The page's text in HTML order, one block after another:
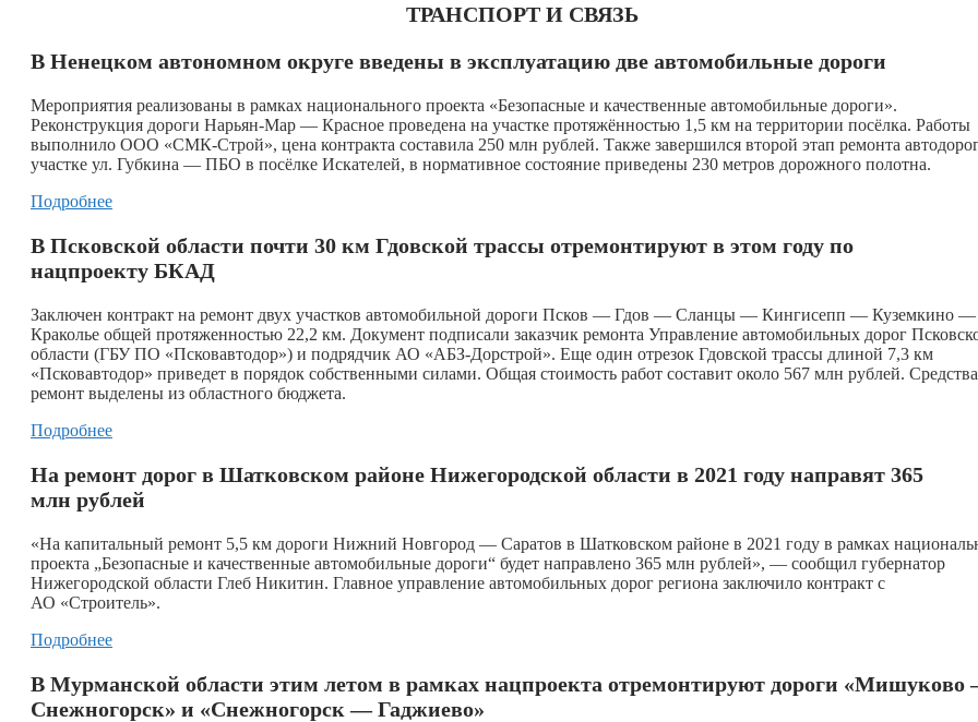
ТРАНСПОРТ И СВЯЗЬ
В Ненецком автономном округе введены в эксплуатацию две автомобильные дороги
Мероприятия реализованы в рамках национального проекта «Безопасные и качественные автомобильные дороги».
Реконструкция дороги Нарьян-Мар — Красное проведена на участке протяжённостью 1,5 км на территории посёлка. Работы
выполнило ООО «СМК-Строй», цена контракта составила 250 млн рублей. Также завершился второй этап ремонта
участке ул. Губкина — ПБО в посёлке Искателей, в нормативное состояние приведены 230 метров дорожного полотна.
Подробнее
В Псковской области почти 30 км Гдовской трассы отремонтируют в этом году по
нацпроекту БКАД
Заключен контракт на ремонт двух участков автомобильной дороги Псков — Гдов — Сланцы — Кингисепп — Куземкино —
Краколье общей протяженностью 22,2 км. Документ подписали заказчик ремонта Управление автомобильных дорог
области (ГБУ ПО «Псковавтодор») и подрядчик АО «АБЗ-Дорстрой». Еще один отрезок Гдовской трассы длиной 7,3 км
«Псковавтодор» приведет в порядок собственными силами. Общая стоимость работ составит около 567 млн рублей.
ремонт выделены из областного бюджета.
Подробнее
На ремонт дорог в Шатковском районе Нижегородской области в 2021 году направят 365
млн рублей
«На капитальный ремонт 5,5 км дороги Нижний Новгород — Саратов в Шатковском районе в 2021 году в рамках
проекта „Безопасные и качественные автомобильные дороги“ будет направлено 365 млн рублей», — сообщил губернатор
Нижегородской области Глеб Никитин. Главное управление автомобильных дорог региона заключило контракт с
АО «Строитель».
Подробнее
В Мурманской области этим летом в рамках нацпроекта отремонтируют дороги «Мишуково
Снежногорск» и «Снежногорск — Гаджиево»